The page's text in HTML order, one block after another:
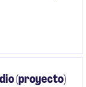
e internos y
y ejecución,
(proyecto)